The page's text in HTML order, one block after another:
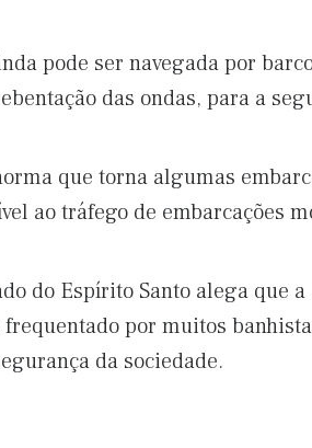
pode ser navegada por
das ondas, para a
que torna algumas
ao tráfego de embarcações
do Espírito Santo alega que
por muitos
da sociedade.